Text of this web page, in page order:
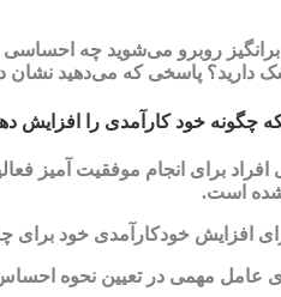
روبرو می‌شوید چه احساسی
پاسخی که می‌دهید نشان
چگونه خود کارآمدی را افزایش
افراد برای انجام موفقیت
شده است.
افزایش خودکارآمدی خود برای
عامل مهمی در تعیین نحوه